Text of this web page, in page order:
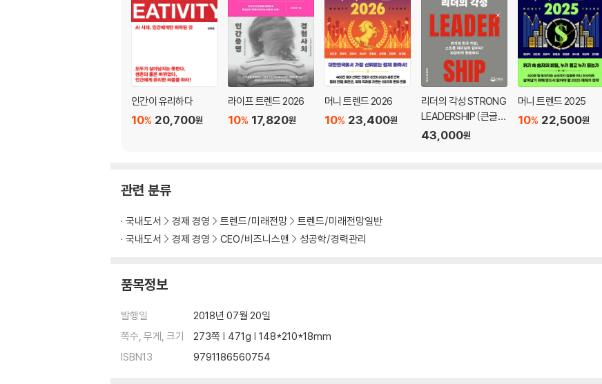
경험의 폭을 넓히는 데 돈을 쓰지 않는 자는 창의력을 논하지 말라
그는 매일 다른 사람과 함께 점심을 먹는다
크로스사이트는 협업을 위해서도 필요하다
낯설지만 현실적인 대안을 찾는다
만약 그가 겨울철 보리밭을 본 적 없었다면 어땠을까?
창조적 안목은 어떻게 넓어지는가
항상 미래의 시점에서 본다
과거를 벤치마킹만 하다가는 미래를 놓칠 수 있다
IBM의 특별한 조직, ‘까마귀 둥지’
괴팍하고 혹독한 리더와 일하고 싶어 하는 사람들
에스토니아에서는 왜 시민권 카드를 온라인으로 발급하나
말을 잘 갈아타는 기업이 오래 살아남는다
미래는 예측하는 것이 아니라 창조하는 것이다
과거의 모든 것에서 벗어날 용기가 필요하다
인간이 유리하다
20,700원
10%
라이프 트렌드 2026
17,820원
10%
머니 트렌드 2026
23,400원
10%
리더의 각성 STRONG
LEADERSHIP (큰글자
도서)
43,000원
머니 트렌드 2025
22,500원
10%
관련 분류
국내도서 경제 경영 트렌드/미래전망
트렌드/미래전망일반
국내도서
경제 경영 CEO/비즈니스맨 성공학/경력관리
품목정보
발행일
2018년 07월 20일
쪽수, 무게, 크기
273쪽 | 471g | 148*210*18mm
ISBN13
9791186560754